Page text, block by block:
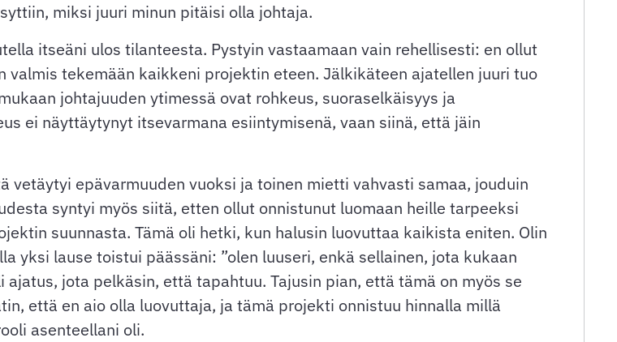
miksi juuri minun pitäisi olla johtaja.
itseäni ulos tilanteesta. Pystyin vastaamaan vain rehellisesti: en ollut
tekemään kaikkeni projektin eteen. Jälkikäteen ajatellen juuri tuo
johtajuuden ytimessä ovat rohkeus, suoraselkäisyys ja
ei näyttäytynyt itsevarmana esiintymisenä, vaan siinä, että jäin
epävarmuuden vuoksi ja toinen mietti vahvasti samaa, jouduin
syntyi myös siitä, etten ollut onnistunut luomaan heille tarpeeksi
suunnasta. Tämä oli hetki, kun halusin luovuttaa kaikista eniten. Olin
yksi lause toistui päässäni: ”olen luuseri, enkä sellainen, jota kukaan
jota pelkäsin, että tapahtuu. Tajusin pian, että tämä on myös se
että en aio olla luovuttaja, ja tämä projekti onnistuu hinnalla millä
asenteellani oli.